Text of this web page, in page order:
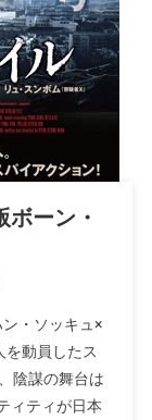
ボーン・
・ソッキュ×
を動員したス
陰謀の舞台は
ィティが日本